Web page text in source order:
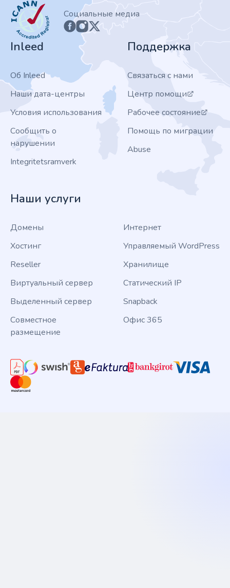
ICANN
Социальные медиа
Inleed
Об Inleed
Наши дата-центры
Условия использования
Сообщить о
нарушении
Integritetsramverk
Поддержка
Связаться с нами
Центр помощи
Рабочее состояние
Помощь по миграции
Abuse
Наши услуги
Домены
Хостинг
Reseller
Виртуальный сервер
Выделенный сервер
Совместное
размещение
Интернет
Управляемый WordPress
Хранилище
Статический IP
Snapback
Офис 365